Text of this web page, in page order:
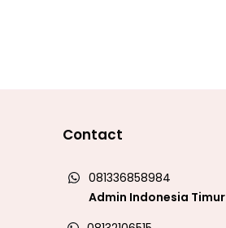
Contact
081336858984
Admin Indonesia Timur